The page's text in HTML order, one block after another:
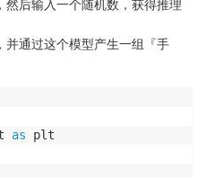
后输入一个随机数，获得推理
并通过这个模型产生一组『手
as